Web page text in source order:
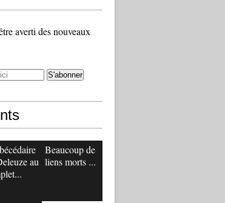
averti des nouveaux
au
Beaucoup de
liens morts ...